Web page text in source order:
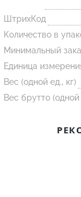
Трубка
Стержень
Пробка
Лодочка
Контакт
ШтрихКод
Количество в
Минимальный
Единица
Вес (одной ед., кг)
Вес брутто (одной